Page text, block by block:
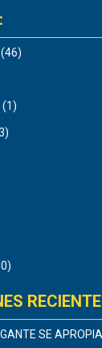
(46)
(1)
SE